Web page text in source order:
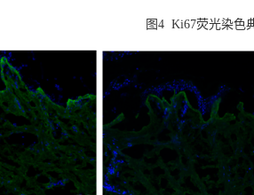
图4 Ki67荧光染色